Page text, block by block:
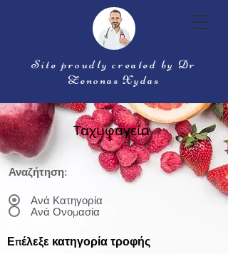
Site proudly created by Dr
Zenonas Xydas
Ταχυφαγεία
Αναζήτηση:
Ανά Κατηγορία
Ανά Ονομασία
Επέλεξε κατηγορία τροφής